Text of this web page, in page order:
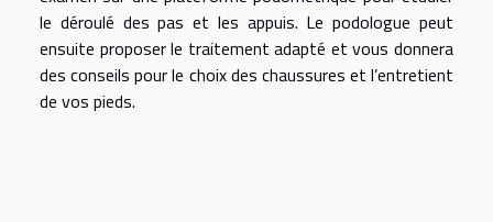
le déroulé des pas et les appuis. Le podologue peut
ensuite proposer le traitement adapté et vous donnera
des conseils pour le choix des chaussures et l’entretient
de vos pieds.